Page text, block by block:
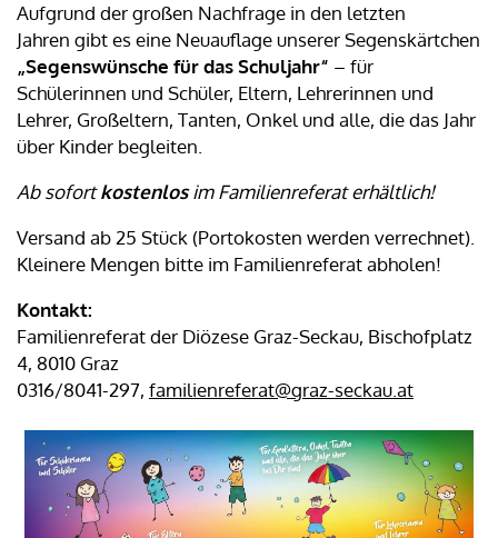
Aufgrund der großen Nachfrage in den letzten
Jahren gibt es eine Neuauflage unserer Segenskärtchen
„Segenswünsche für das Schuljahr“ – für
Schülerinnen und Schüler, Eltern, Lehrerinnen und
Lehrer, Großeltern, Tanten, Onkel und alle, die das Jahr
über Kinder begleiten.
Ab sofortkostenlosim Familienreferat erhältlich!
Versand ab 25 Stück (Portokosten werden verrechnet).
Kleinere Mengen bitte im Familienreferat abholen!
Kontakt:
Familienreferat der Diözese Graz-Seckau, Bischofplatz
4, 8010 Graz
0316/8041-297, familienreferat@graz-seckau.at